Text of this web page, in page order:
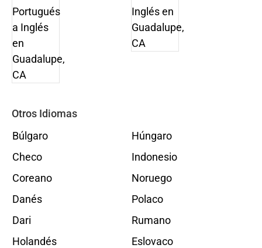
Otros Idiomas
Búlgaro
Checo
Coreano
Danés
Dari
Holandés
Húngaro
Indonesio
Noruego
Polaco
Rumano
Eslovaco